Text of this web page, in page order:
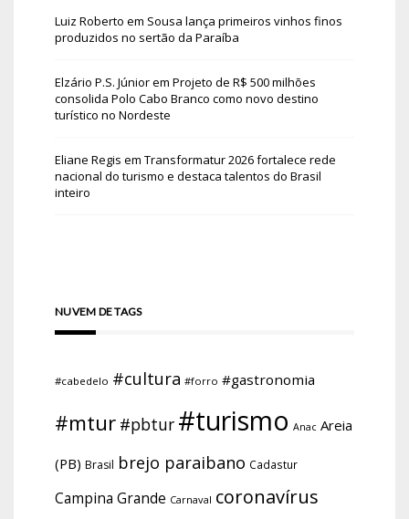
Luiz Roberto em Sousa lança primeiros vinhos finos
produzidos no sertão da Paraíba
Elzário P.S. Júniorem Projeto de R$ 500 milhões
consolida Polo Cabo Branco como novo destino
turístico no Nordeste
Eliane Regis em Transformatur 2026 fortalece rede
nacional do turismo e destaca talentos do Brasil
inteiro
NUVEM DE TAGS
#cabedelo #cultura #forro #gastronomia
#mtur #pbtur #turismo Anac Areia
(PB) Brasil brejo paraibano Cadastur
Campina Grande Carnaval coronavírus